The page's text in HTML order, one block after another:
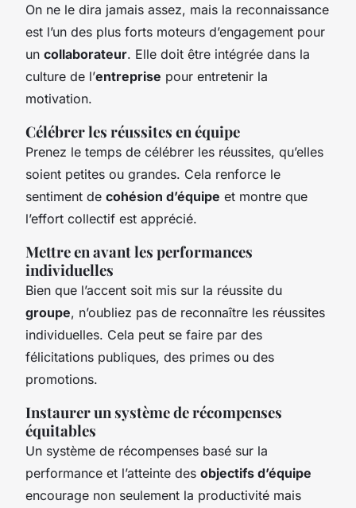
On ne le dira jamais assez, mais la reconnaissance
est l’un des plus forts moteurs d’engagement pour
un collaborateur. Elle doit être intégrée dans la
culture de l’entreprise pour entretenir la
motivation.
Célébrer les réussites en équipe
Prenez le temps de célébrer les réussites, qu’elles
soient petites ou grandes. Cela renforce le
sentiment de cohésion d’équipe et montre que
l’effort collectif est apprécié.
Mettre en avant les performances
individuelles
Bien que l’accent soit mis sur la réussite du
groupe, n’oubliez pas de reconnaître les réussites
individuelles. Cela peut se faire par des
félicitations publiques, des primes ou des
promotions.
Instaurer un système de récompenses
équitables
Un système de récompenses basé sur la
performance et l’atteinte des objectifs d’équipe
encourage non seulement la productivité mais